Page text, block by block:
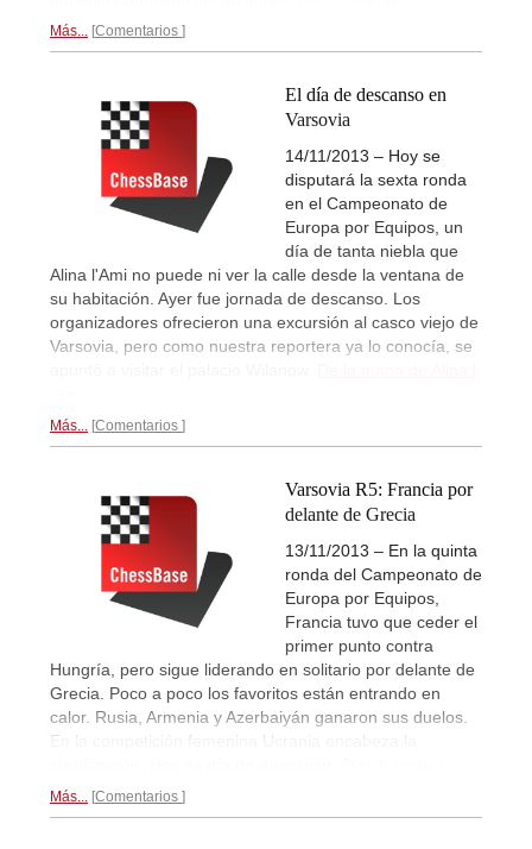
Más... Comentarios
El día de descanso en
Varsovia
14/11/2013 – Hoy se
disputará la sexta ronda
en el Campeonato de
Europa por Equipos, un
día de tanta niebla que
Alina l'Ami no puede ni ver la calle desde la ventana de
su habitación. Ayer fue jornada de descanso. Los
organizadores ofrecieron una excursión al casco viejo de
Varsovia, pero como nuestra reportera ya lo conocía, se
Más... Comentarios
Varsovia R5: Francia por
delante de Grecia
13/11/2013 – En la quinta
ronda del Campeonato de
Europa por Equipos,
Francia tuvo que ceder el
primer punto contra
Hungría, pero sigue liderando en solitario por delante de
Grecia. Poco a poco los favoritos están entrando en
calor. Rusia, Armenia y Azerbaiyán ganaron sus duelos.
En la competición femenina Ucrania encabeza la
Más... Comentarios